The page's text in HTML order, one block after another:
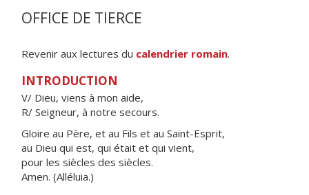
OFFICE DE TIERCE
Revenir aux lectures du calendrier romain.
INTRODUCTION
V/ Dieu, viens à mon aide,
R/ Seigneur, à notre secours.
Gloire au Père, et au Fils et au Saint-Esprit,
au Dieu qui est, qui était et qui vient,
pour les siècles des siècles.
Amen. (Alléluia.)